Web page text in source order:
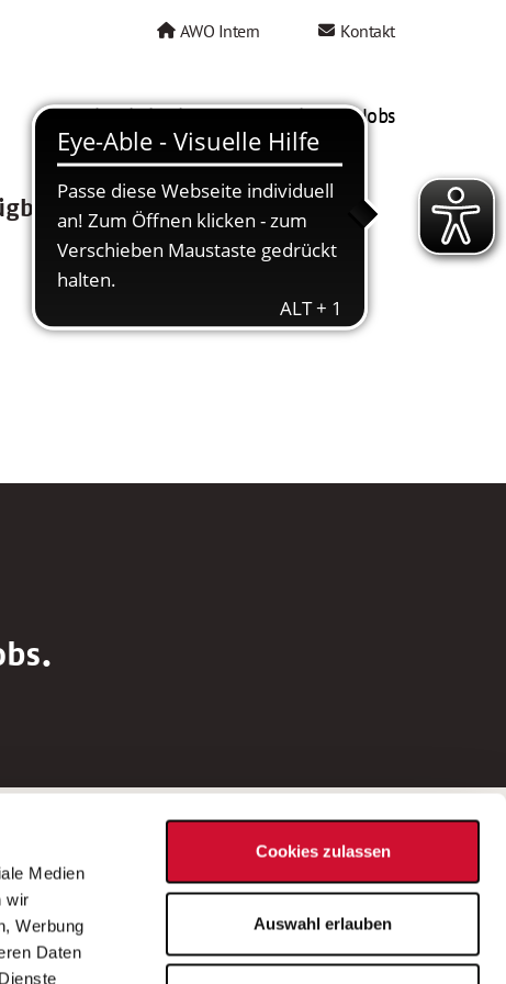
Medien
wir
Werbung
Daten
Cookies zulassen
Auswahl erlauben
AWO Intern Kontakt
AWO als Arbeitgeber Mein AWO Jobs
Bei Fragen zu einer Stellenausschreibung
wenden Sie sich bitte an die*den in der
Stellenausschreibung genannte*n